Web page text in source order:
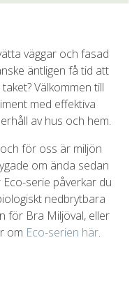
väggar och fasad
äntligen få tid att
Välkommen till
med effektiva
av hus och hem.
för oss är miljön
om ända sedan
serie påverkar du
nedbrytbara
för Bra Miljöval, eller
om Eco-serien här.